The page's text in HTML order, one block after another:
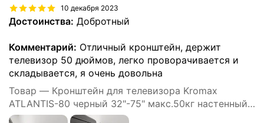
10 декабря 2023
Достоинства: Добротный
Комментарий: Отличный кронштейн, держит
телевизор 50 дюймов, легко проворачивается и
складывается, я очень довольна
Товар — Кронштейн для телевизора Kromax
ATLANTIS-80 черный 32"-75" макс.50кг настенный
поворотно-выдвижной и